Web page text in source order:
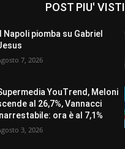
POST PIU' VISTI
Il Napoli piomba su Gabriel
7, 2026
YouTrend, Meloni
al 26,7%, Vannacci
ora è al 7,1%
3, 2026